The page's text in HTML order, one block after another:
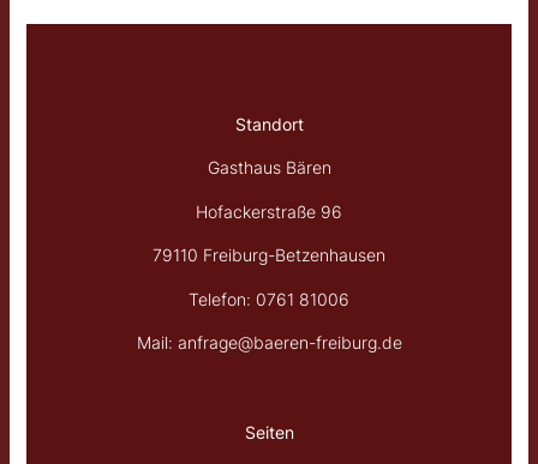
Standort
Gasthaus Bären
Hofackerstraße 96
79110 Freiburg-Betzenhausen
Telefon: 0761 81006
Mail: anfrage@baeren-freiburg.de
Seiten